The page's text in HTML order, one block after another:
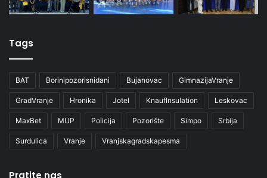
Tags
BAT Borinipozorisnidani Bujanovac GimnazijaVranje
GradVranje Hronika Jotel KnaufInsulation Leskovac
MaxBet MUP Policija Pozorište Simpo Srbija
Surdulica Vranje Vranjskagradskapesma
Pratite nas